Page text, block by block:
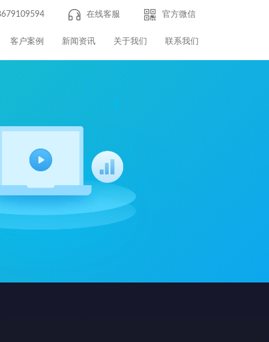
在线客服 官方微信
客户案例 新闻资讯 关于我们 联系我们